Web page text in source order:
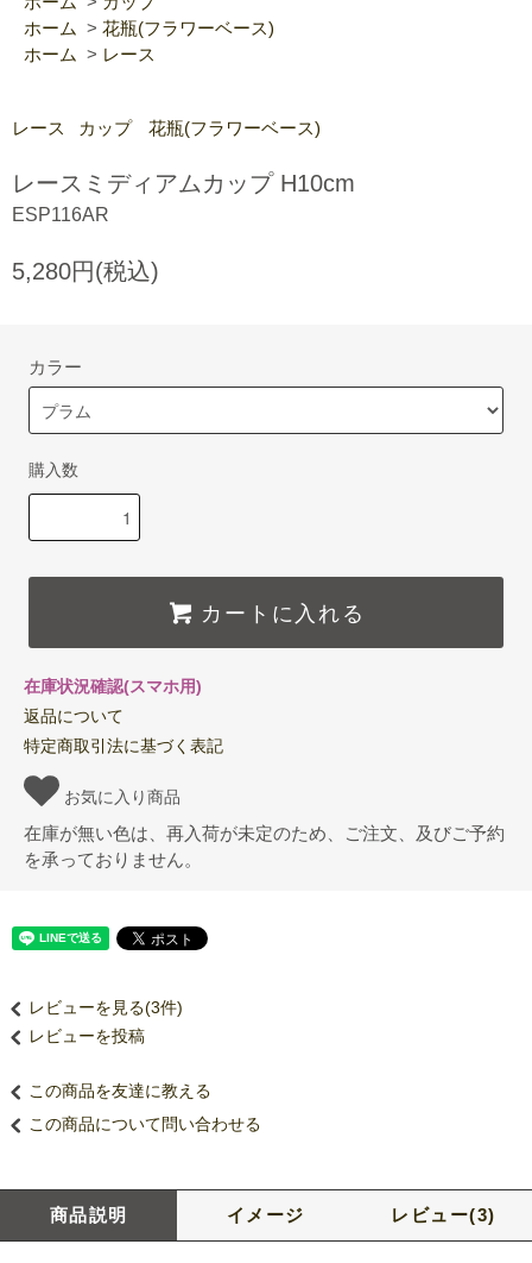
ホーム > 花瓶(フラワーベース)
ホーム > レース
レース カップ 花瓶(フラワーベース)
レースミディアムカップ H10cm
ESP116AR
5,280円(税込)
カラー
購入数
カートに入れる
在庫状況確認(スマホ用)
返品について
特定商取引法に基づく表記
お気に入り商品
在庫が無い色は、再入荷が未定のため、ご注文、及びご予約
を承っておりません。
レビューを見る(3件)
レビューを投稿
この商品を友達に教える
この商品について問い合わせる
商品説明 イメージ レビュー(3)